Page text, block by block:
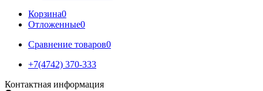
Корзина0
Отложенные0
Сравнение товаров0
+7(4742) 370-333
Контактная информация